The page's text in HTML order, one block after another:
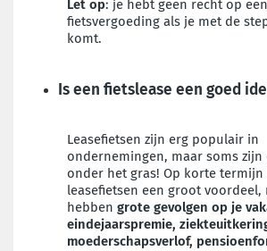
Let op: je hebt geen recht op een
fietsvergoeding als je met de
komt.
Is een fietslease een goed
Leasefietsen zijn erg populair in
ondernemingen, maar soms
onder het gras! Op korte termijn
leasefietsen een groot voordeel,
hebben grote gevolgen op je
eindejaarspremie,
moederschapsverlof,